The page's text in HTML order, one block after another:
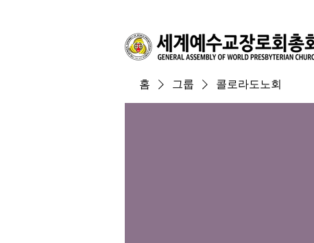
홈 그룹 콜로라도노회